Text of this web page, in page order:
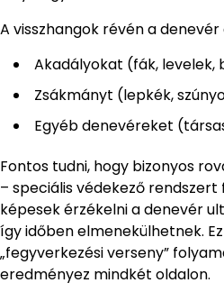
A visszhangok révén a denevér
Akadályokat (fák, levelek,
Zsákmányt (lepkék,
Egyéb denevéreket
Fontos tudni, hogy bizonyos
– speciális védekező
képesek érzékelni a denevér
így időben elmenekülhetnek.
„fegyverkezési verseny”
eredményez mindkét oldalon.